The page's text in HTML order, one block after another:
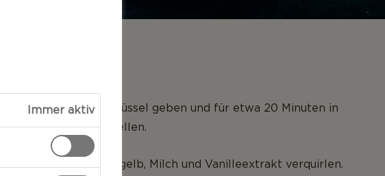
Das Eiweiß in eine Schüssel geben und für etwa 20 Minuten in
Gefrierschrank stellen.
der Zwischenzeit Eigelb, Milch und Vanilleextrakt verquirlen.
Immer aktiv